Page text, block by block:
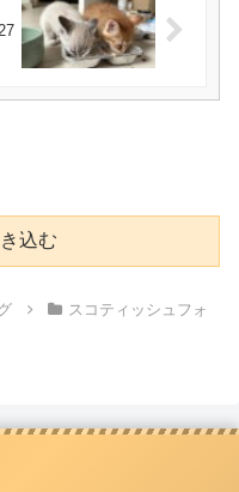
込む
スコティッシュフォ